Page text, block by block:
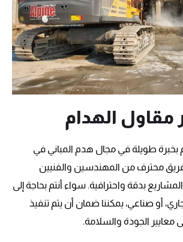
مقاول الهدام
بخبرة طويلة في مجال هدم المباني في
فريق محترف من المهندسين والفنيين
بدقة واحترافية. سواء أنتم بحاجة إلى
أو صناعي، يمكننا ضمان أن يتم تنفيذ
معايير الجودة والسلامة.